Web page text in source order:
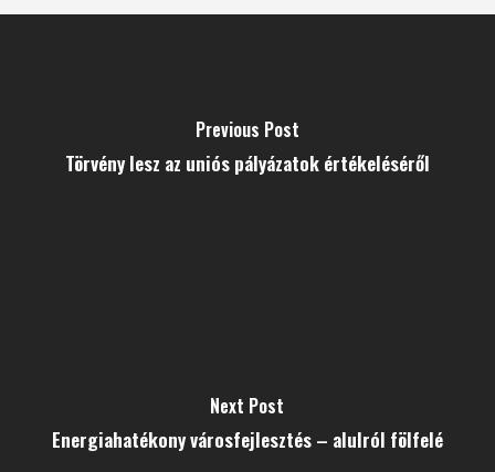
Previous Post
Törvény lesz az uniós pályázatok értékeléséről
Next Post
Energiahatékony városfejlesztés – alulról fölfelé